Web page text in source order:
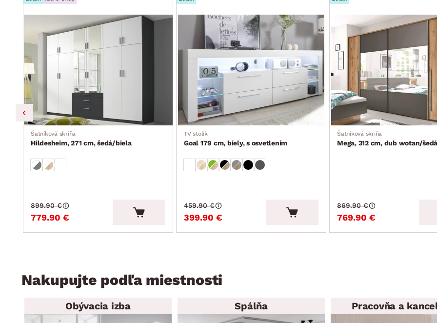
Šatníková skriňa
Hildesheim, 271 cm, šedá/biela
779.90 €
899.90 €
TV stolík
Goal 179 cm, biely, s osvetlením
399.90 €
459.90 €
Šatníková skriňa
Mega, 312 cm, dub wotan/šedá
769.90 €
869.90 €
Nakupujte podľa miestnosti
Obývacia izba Spálňa Pracovňa a